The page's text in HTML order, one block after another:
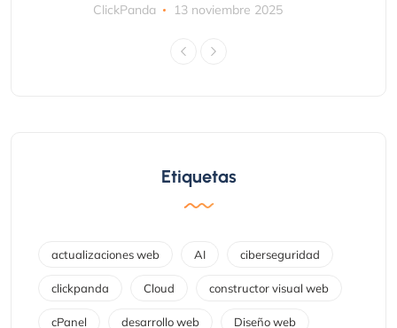
ClickPanda 13 noviembre 2025
Etiquetas
actualizaciones web AI ciberseguridad
clickpanda Cloud constructor visual web
cPanel desarrollo web Diseño web